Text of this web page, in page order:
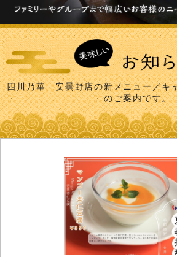
四川乃華 安曇野店の新メニュー／キ
のご案内です。